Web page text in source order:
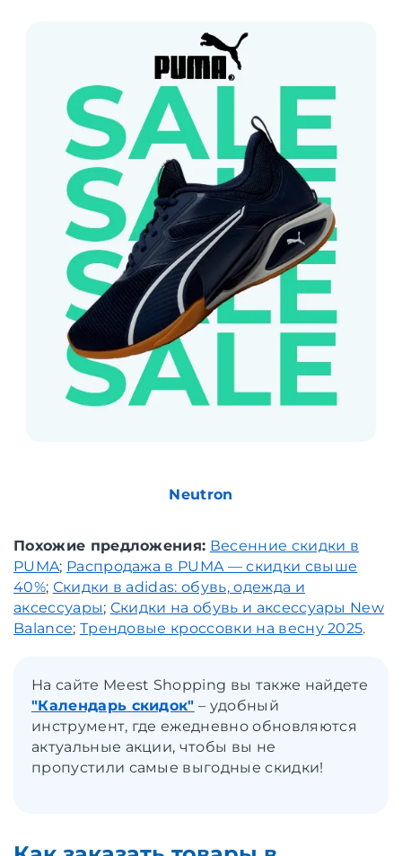
Neutron
Похожие предложения: Весенние скидки в
PUMA; Распродажа в PUMA — скидки свыше
40%; Скидки в adidas: обувь, одежда и
аксессуары; Скидки на обувь и аксессуары New
Balance; Трендовые кроссовки на весну 2025.
На сайте Meest Shopping вы также найдете
"Календарь скидок" – удобный
инструмент, где ежедневно обновляются
актуальные акции, чтобы вы не
пропустили самые выгодные скидки!